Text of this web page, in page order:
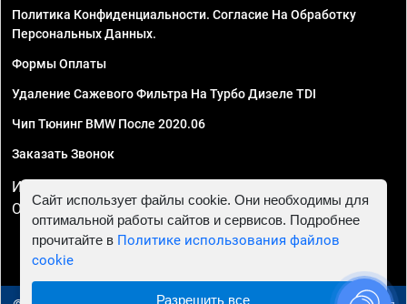
Политика Конфиденциальности. Согласие На Обработку
Персональных Данных.
Формы Оплаты
Удаление Сажевого Фильтра На Турбо Дизеле TDI
Чип Тюнинг BMW После 2020.06
Заказать Звонок
ИП Смирнов Георгий Павлович. ИНН 781302555843,
ОГРНИП 324470400032610
Сайт использует файлы cookie. Они необходимы для
оптимальной работы сайтов и сервисов. Подробнее
прочитайте в Политике использования файлов
cookie
Разрешить все